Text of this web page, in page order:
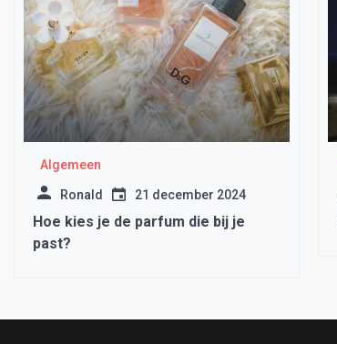
Algemeen
Ronald 21 december 2024
Hoe kies je de parfum die bij je
past?